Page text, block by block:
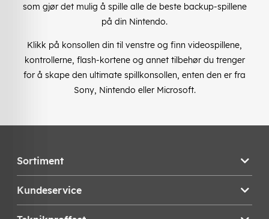
som gjør det mulig å spille alle de beste backup-spillene
på din Nintendo.
Klikk på konsollen din til venstre og finn videospillene,
kontrollerne, flash-kortene og annet tilbehør du trenger
for å skape den ultimate spillkonsollen, enten den er fra
Sony, Nintendo eller Microsoft.
Sortiment
Kundeservice